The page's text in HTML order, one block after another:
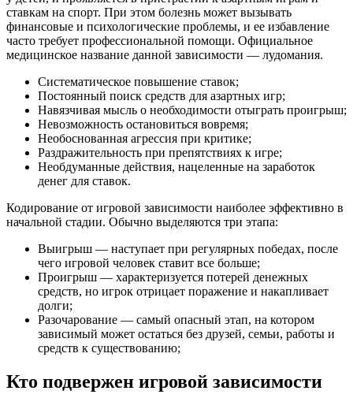
ставкам на спорт. При этом болезнь может вызывать
финансовые и психологические проблемы, и ее избавление
часто требует профессиональной помощи. Официальное
медицинское название данной зависимости — лудомания.
Систематическое повышение ставок;
Постоянный поиск средств для азартных игр;
Навязчивая мысль о необходимости отыграть проигрыш;
Невозможность остановиться вовремя;
Необоснованная агрессия при критике;
Раздражительность при препятствиях к игре;
Необдуманные действия, нацеленные на заработок
денег для ставок.
Кодирование от игровой зависимости наиболее эффективно в
начальной стадии. Обычно выделяются три этапа:
Выигрыш — наступает при регулярных победах, после
чего игровой человек ставит все больше;
Проигрыш — характеризуется потерей денежных
средств, но игрок отрицает поражение и накапливает
долги;
Разочарование — самый опасный этап, на котором
зависимый может остаться без друзей, семьи, работы и
средств к существованию;
Кто подвержен игровой зависимости